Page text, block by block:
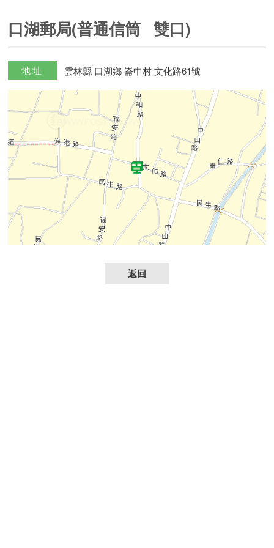
口湖郵局(普通信筒 雙口)
地址 雲林縣 口湖鄉 崙中村 文化路61號